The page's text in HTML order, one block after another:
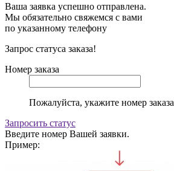
Ваша заявка успешно отправлена.
Мы обязательно свяжемся с вами
по указанному телефону
Запрос статуса заказа!
Номер заказа
Пожалуйста, укажите номер заказа
Запросить статус
Введите номер Вашей заявки.
Пример: